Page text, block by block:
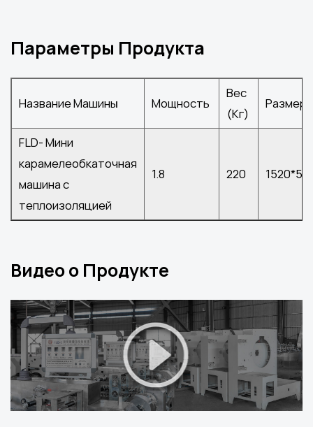
Параметры Продукта
Название Машины Мощность
Вес
(Кг)
Размер
FLD- Мини
карамелеобкаточная
машина с
теплоизоляцией
1.8 220
Видео о Продукте